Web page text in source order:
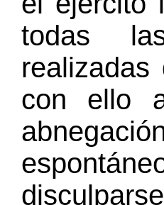
todas
con ello